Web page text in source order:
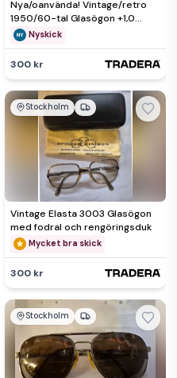
Nya/oanvända! Vintage/retro
1950/60-tal Glasögon +1,0
Västerlångs Optik
Nyskick
300 kr
Stockholm
Vintage Elasta 3003 Glasögon
med fodral och rengöringsduk
Mycket bra skick
300 kr
Stockholm